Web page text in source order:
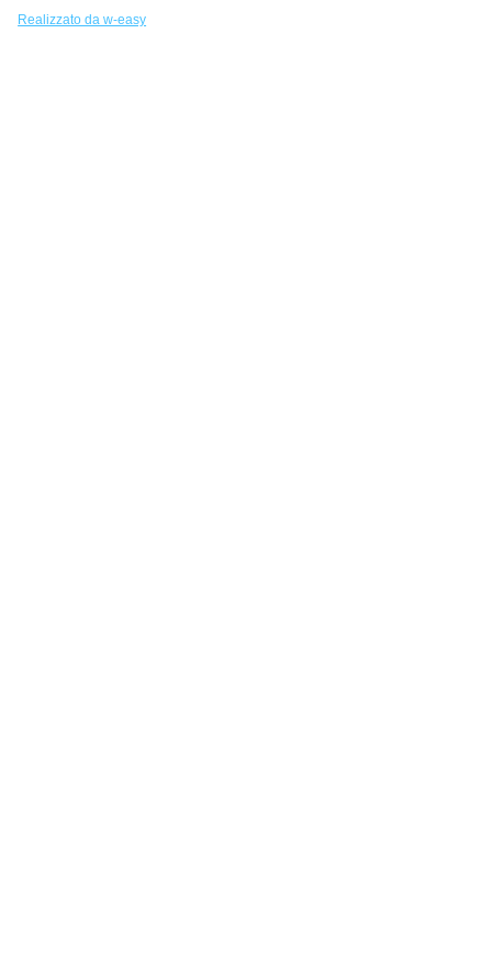
Realizzato da w-easy